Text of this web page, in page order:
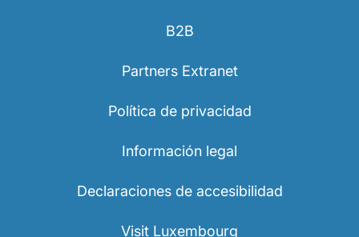
B2B
Partners Extranet
Política de privacidad
Información legal
Declaraciones de accesibilidad
Visit Luxembourg